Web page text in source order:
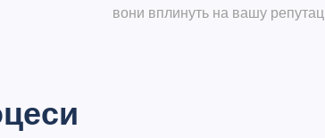
вони вплинуть на вашу